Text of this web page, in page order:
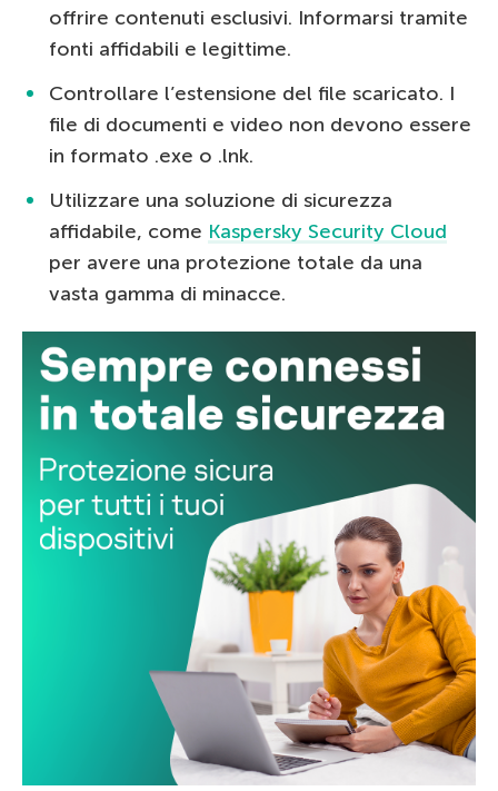
offrire contenuti esclusivi. Informarsi tramite
fonti affidabili e legittime.
Controllare l’estensione del file scaricato. I
file di documenti e video non devono essere
in formato .exe o .lnk.
Utilizzare una soluzione di sicurezza
affidabile, come Kaspersky Security Cloud
per avere una protezione totale da una
vasta gamma di minacce.